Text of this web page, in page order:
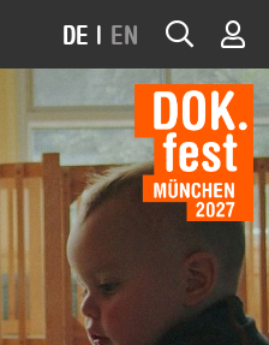
DE | EN